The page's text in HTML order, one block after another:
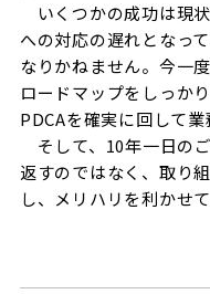
いくつかの成功は現
への対応の遅れとなっ
なりかねません。今一
ロードマップをしっか
PDCAを確実に回して業
そして、10年一日の
返すのではなく、取り
し、メリハリを利かせ